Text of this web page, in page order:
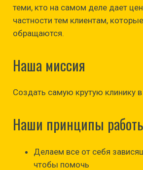
теми, кто на самом деле дает
частности тем клиентам,
обращаются.
Наша миссия
Создать самую крутую клинику
Наши принципы
Делаем все от себя
чтобы помочь